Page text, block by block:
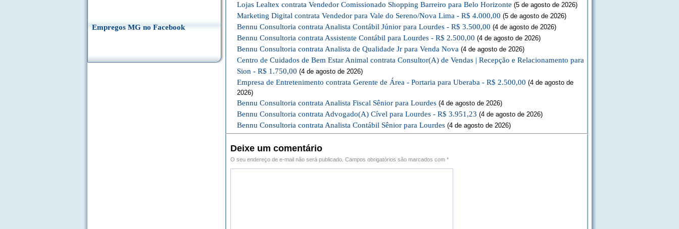
Empregos MG no Facebook
Lojas Lealtex contrata Vendedor Comissionado Shopping Barreiro para Belo Horizonte (5 de agosto de 2026)
Marketing Digital contrata Vendedor para Vale do Sereno/Nova Lima - R$ 4.000,00 (5 de agosto de 2026)
Bennu Consultoria contrata Analista Contábil Júnior para Lourdes - R$ 3.500,00 (4 de agosto de 2026)
Bennu Consultoria contrata Assistente Contábil para Lourdes - R$ 2.500,00 (4 de agosto de 2026)
Bennu Consultoria contrata Analista de Qualidade Jr para Venda Nova (4 de agosto de 2026)
Centro de Cuidados de Bem Estar Animal contrata Consultor(A) de Vendas | Recepção e Relacionamento para
Sion - R$ 1.750,00 (4 de agosto de 2026)
Empresa de Entretenimento contrata Gerente de Área - Portaria para Uberaba - R$ 2.500,00 (4 de agosto de
2026)
Bennu Consultoria contrata Analista Fiscal Sênior para Lourdes (4 de agosto de 2026)
Bennu Consultoria contrata Advogado(A) Cível para Lourdes - R$ 3.951,23 (4 de agosto de 2026)
Bennu Consultoria contrata Analista Contábil Sênior para Lourdes (4 de agosto de 2026)
Deixe um comentário
O seu endereço de e-mail não será publicado. Campos obrigatórios são marcados com *